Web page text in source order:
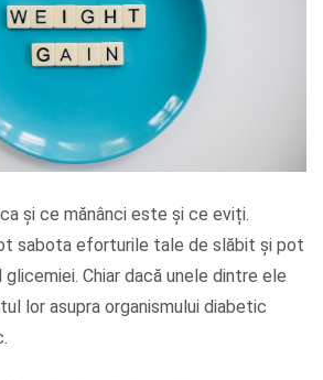
și ce mănânci este și ce eviți.
sabota eforturile tale de slăbit și pot
glicemiei. Chiar dacă unele dintre ele
lor asupra organismului diabetic